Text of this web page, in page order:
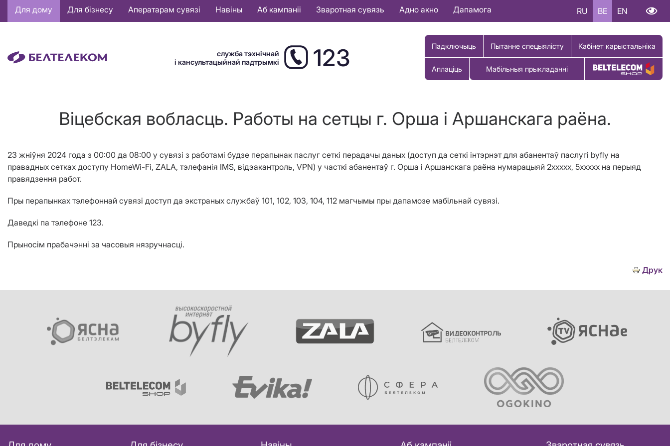
Основная
навигация
Для дому Для бізнесу Аператарам сувязі Навіны Аб кампаніі Зваротная сувязь Адно акно Дапамога RU BE EN
служба тэхнічнай
і кансультацыйнай падтрымкі
123 Падключыць Пытанне спецыялісту Кабінет карыстальніка
Аплаціць Мабільныя прыкладанні Купіць тавар
Віцебская вобласць. Работы на сетцы г. Орша і Аршанскага раёна.
23 жніўня 2024 года з 00:00 да 08:00 у сувязі з работамi будзе перапынак паслуг сеткі перадачы даных (доступ да сеткі інтэрнэт для абанентаў паслугі byfly на
правадных сетках доступу HomeWi-Fi, ZALA, тэлефанія IMS, відэакантроль, VPN) у часткі абанентаў г. Орша і Аршанскага раёна нумарацыяй 2ххххх, 5ххххх на перыяд
правядзення работ.
Пры перапынках тэлефоннай сувязі доступ да экстраных службаў 101, 102, 103, 104, 112 магчымы пры дапамозе мабільнай сувязі.
Даведкі па тэлефоне 123.
Прыносім прабачэнні за часовыя нязручнасці.
Друк